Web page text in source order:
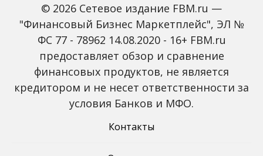
Global Tech Forum: как
ИИ меняет бизнес и
открывает новые
4.0 меняет правила
игры в медиаиндустрии
© 2026 Сетевое издание FBM.ru —
"Финансовый Бизнес Маркетплейс", ЭЛ №
ФС 77 - 78962 14.08.2020 - 16+ FBM.ru
предоставляет обзор и сравнение
финансовых продуктов, не является
кредитором и не несет ответственности за
условия Банков и МФО.
Контакты